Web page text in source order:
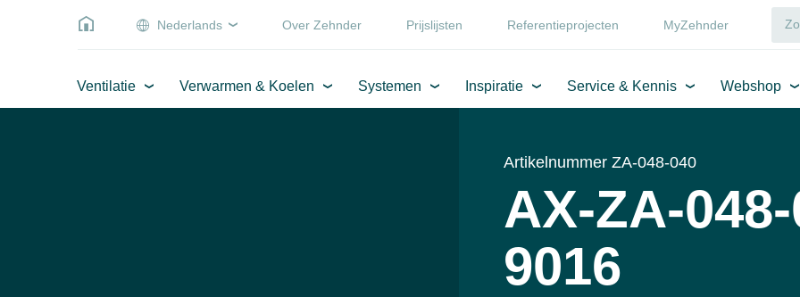
Nederlands Over Zehnder Prijslijsten Referentieprojecten MyZehnder
Ventilatie Verwarmen & Koelen Systemen Inspiratie Service & Kennis Webshop
Artikelnummer ZA-048-040
AX-ZA-
9016